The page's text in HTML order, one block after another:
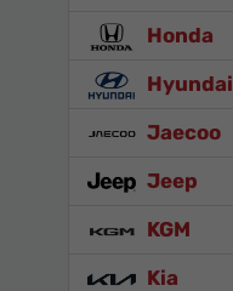
Honda
Hyundai
Jaecoo
Jeep
KGM
Kia